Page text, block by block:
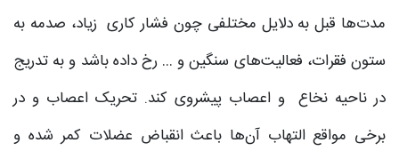
مدت‌ها قبل به دلایل مختلفی چون فشار کاری زیاد، صدمه به
ستون فقرات، فعالیت‌های سنگین و … رخ داده باشد و به تدریج
در ناحیه نخاع و اعصاب پیشروی کند. تحریک اعصاب و در
برخی مواقع التهاب آن‌ها باعث انقباض عضلات کمر شده و